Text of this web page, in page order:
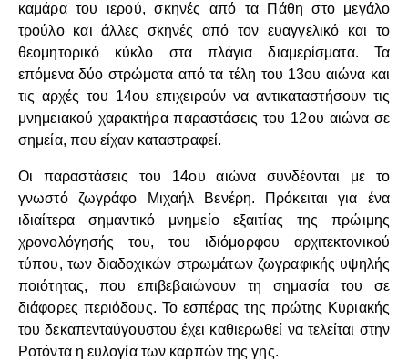
καμάρα του ιερού, σκηνές από τα Πάθη στο μεγάλο
τρούλο και άλλες σκηνές από τον ευαγγελικό και το
θεομητορικό κύκλο στα πλάγια διαμερίσματα. Τα
επόμενα δύο στρώματα από τα τέλη του 13ου αιώνα και
τις αρχές του 14ου επιχειρούν να αντικαταστήσουν τις
μνημειακού χαρακτήρα παραστάσεις του 12ου αιώνα σε
σημεία, που είχαν καταστραφεί.
Οι παραστάσεις του 14ου αιώνα συνδέονται με το
γνωστό ζωγράφο Μιχαήλ Βενέρη. Πρόκειται για ένα
ιδιαίτερα σημαντικό μνημείο εξαιτίας της πρώιμης
χρονολόγησής του, του ιδιόμορφου αρχιτεκτονικού
τύπου, των διαδοχικών στρωμάτων ζωγραφικής υψηλής
ποιότητας, που επιβεβαιώνουν τη σημασία του σε
διάφορες περιόδους. Το εσπέρας της πρώτης Κυριακής
του δεκαπενταύγουστου έχει καθιερωθεί να τελείται στην
Ροτόντα η ευλογία των καρπών της γης.